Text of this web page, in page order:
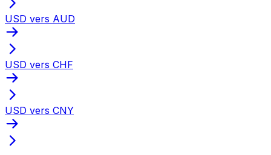
USD vers AUD
USD vers CHF
USD vers CNY